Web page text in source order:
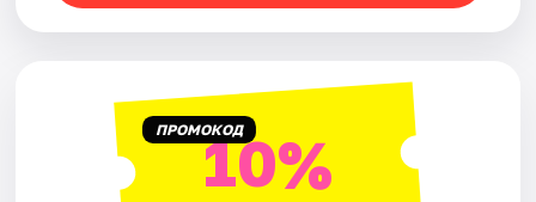
ПРОМОКОД10%